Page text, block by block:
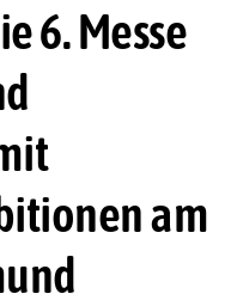
6. Messe
am